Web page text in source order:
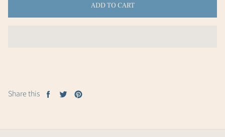
ADD TO CART
Share this
Share Tweet